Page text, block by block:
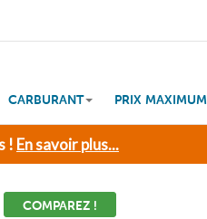
CARBURANT PRIX MAXIMUM
! En savoir plus...
COMPAREZ !